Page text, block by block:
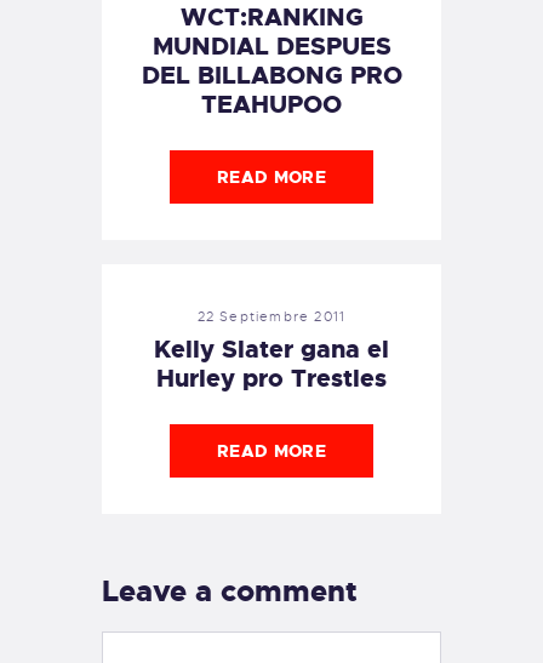
WCT:RANKING
MUNDIAL DESPUES
DEL BILLABONG PRO
TEAHUPOO
READ MORE
22 Septiembre 2011
Kelly Slater gana el
Hurley pro Trestles
READ MORE
Leave a comment